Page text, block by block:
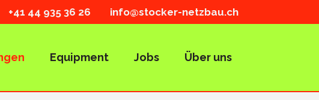
info@stocker-netzbau.ch
+41 44 935 36 26
Equipment Jobs Über uns